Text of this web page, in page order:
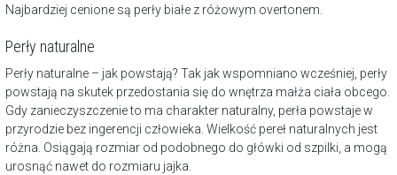
Najbardziej cenione są perły białe z różowym overtonem.
Perły naturalne
Perły naturalne – jak powstają? Tak jak wspomniano wcześniej, perły
powstają na skutek przedostania się do wnętrza małża ciała obcego.
Gdy zanieczyszczenie to ma charakter naturalny, perła powstaje w
przyrodzie bez ingerencji człowieka. Wielkość pereł naturalnych jest
różna. Osiągają rozmiar od podobnego do główki od szpilki, a mogą
urosnąć nawet do rozmiaru jajka.